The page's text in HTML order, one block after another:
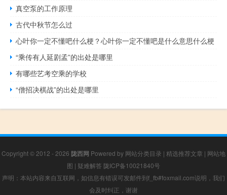
真空泵的工作原理
古代中秋节怎么过
心叶你一定不懂吧什么梗？心叶你一定不懂吧是什么意思什么梗
“乘传有人延剧孟”的出处是哪里
有哪些艺考空乘的学校
“僧招决棋战”的出处是哪里
Copyright © 2012 - 2026 陇西网 Powered by 网站分类目录 | 精选推荐文章 | 网站地
图 | 疑难解答 陇ICP备10021840号
声明：本站内容来自互联网，如信息有错误可发邮件到f_fb#foxmail.com说明，我们
会及时纠正，谢谢